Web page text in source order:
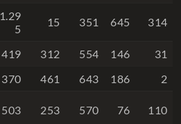
1.29
5
15 351 645 314
419 312 554 146
31
370 461 643 186
2
503 253 570 76 110